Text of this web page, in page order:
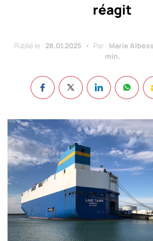
réagit
Publié le : 28.01.2025 Par : Marie
min.